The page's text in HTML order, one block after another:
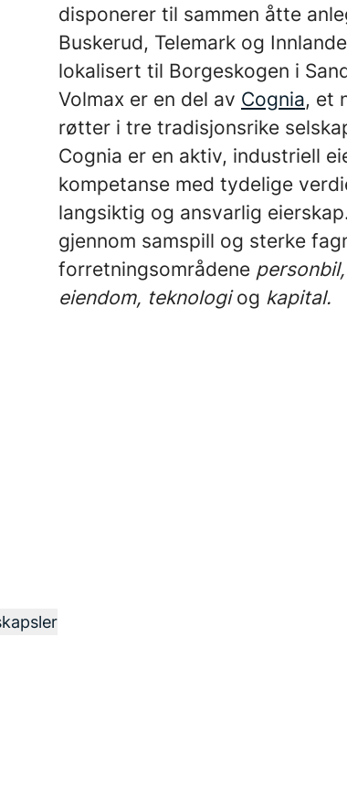
disponerer til sammen åtte
Buskerud, Telemark og
lokalisert til Borgeskogen i
Volmax er en del av Cognia, et
røtter i tre tradisjonsrike
Cognia er en aktiv, industriell
kompetanse med tydelige
langsiktig og ansvarlig
gjennom samspill og sterke
forretningsområdene
eiendom, teknologiog kapital.